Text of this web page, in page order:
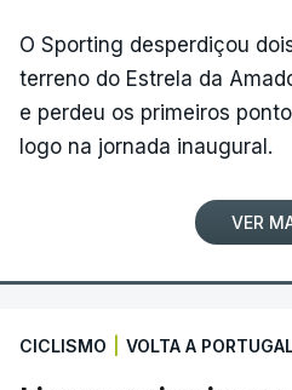
O Sporting desperdiçou
terreno do Estrela da
e perdeu os primeiros
logo na jornada inaugural.
VER
CICLISMO VOLTA A